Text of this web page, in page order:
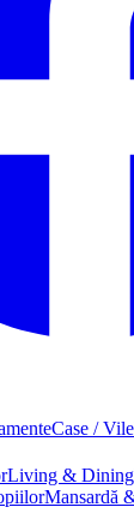
Case / Vile
Living & Dining
Mansardă